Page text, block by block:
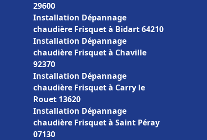
29600
Installation Dépannage
chaudière Frisquet à Bidart 64210
Installation Dépannage
chaudière Frisquet à Chaville
92370
Installation Dépannage
chaudière Frisquet à Carry le
Rouet 13620
Installation Dépannage
chaudière Frisquet à Saint Péray
07130